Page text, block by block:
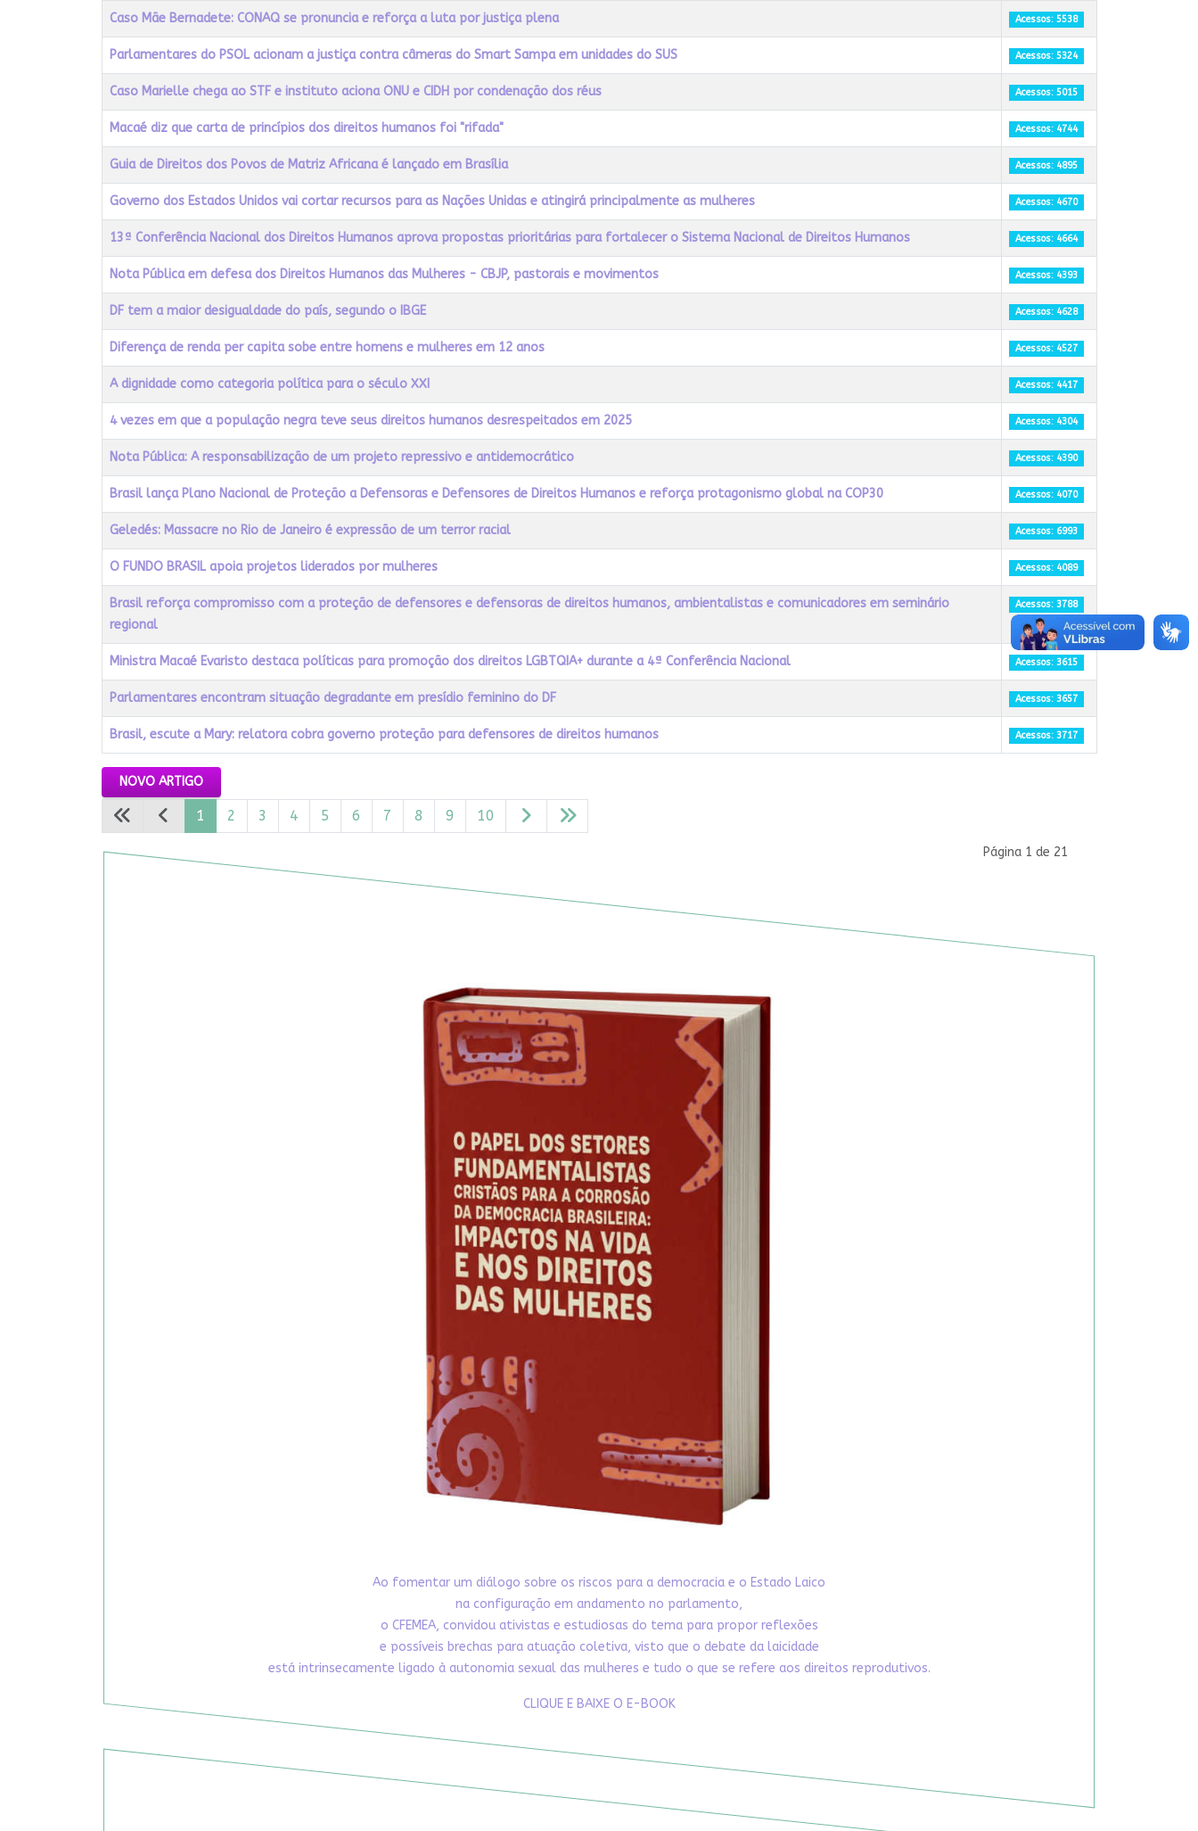
Caso Mãe Bernadete: CONAQ se pronuncia e reforça a luta por justiça plena Acessos: 5538
Parlamentares do PSOL acionam a justiça contra câmeras do Smart Sampa em unidades do SUS Acessos: 5324
Caso Marielle chega ao STF e instituto aciona ONU e CIDH por condenação dos réus Acessos: 5015
Macaé diz que carta de princípios dos direitos humanos foi "rifada" Acessos: 4744
Guia de Direitos dos Povos de Matriz Africana é lançado em Brasília Acessos: 4895
Governo dos Estados Unidos vai cortar recursos para as Nações Unidas e atingirá principalmente as mulheres Acessos: 4670
13ª Conferência Nacional dos Direitos Humanos aprova propostas prioritárias para fortalecer o Sistema Nacional de Direitos Humanos Acessos: 4664
Nota Pública em defesa dos Direitos Humanos das Mulheres - CBJP, pastorais e movimentos Acessos: 4393
DF tem a maior desigualdade do país, segundo o IBGE Acessos: 4628
Diferença de renda per capita sobe entre homens e mulheres em 12 anos Acessos: 4527
A dignidade como categoria política para o século XXI Acessos: 4417
4 vezes em que a população negra teve seus direitos humanos desrespeitados em 2025 Acessos: 4304
Nota Pública: A responsabilização de um projeto repressivo e antidemocrático Acessos: 4390
Brasil lança Plano Nacional de Proteção a Defensoras e Defensores de Direitos Humanos e reforça protagonismo global na COP30 Acessos: 4070
Geledés: Massacre no Rio de Janeiro é expressão de um terror racial Acessos: 6993
O FUNDO BRASIL apoia projetos liderados por mulheres Acessos: 4089
Brasil reforça compromisso com a proteção de defensores e defensoras de direitos humanos, ambientalistas e comunicadores em seminário
regional
Acessos: 3788
Ministra Macaé Evaristo destaca políticas para promoção dos direitos LGBTQIA+ durante a 4ª Conferência Nacional Acessos: 3615
Parlamentares encontram situação degradante em presídio feminino do DF Acessos: 3657
Brasil, escute a Mary: relatora cobra governo proteção para defensores de direitos humanos Acessos: 3717
NOVO ARTIGO
Página 1 de 21
1 2 3 4 5 6 7 8 9 10
Ao fomentar um diálogo sobre os riscos para a democracia e o Estado Laico
na configuração em andamento no parlamento,
o CFEMEA, convidou ativistas e estudiosas do tema para propor reflexões
e possíveis brechas para atuação coletiva, visto que o debate da laicidade
está intrinsecamente ligado à autonomia sexual das mulheres e tudo o que se refere aos direitos reprodutivos.
CLIQUE E BAIXE O E-BOOK